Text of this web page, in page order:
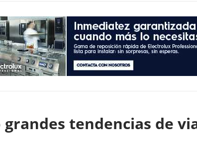
grandes tendencias de